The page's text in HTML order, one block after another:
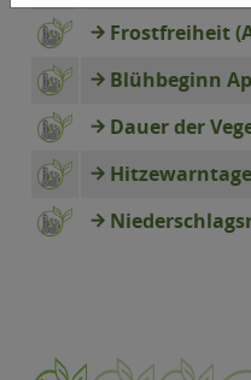
Frostfreiheit
Blühbeginn
Dauer der